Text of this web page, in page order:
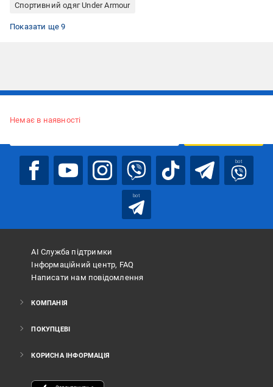
Спортивний одяг Under Armour
Чоловічий одяг
Одяг, взуття, аксесуари
Футболки Under Armour
Футболки чоловічі
Спортивні футболки
Спортивні футболки чоловічі
Футболки розміру S
Футболки на літо
Футболки чоловічі Under Armour
Показати ще 9
Немає в наявності
bot
bot
АІ Служба підтримки
Інформаційний центр, FAQ
Написати нам повідомлення
КОМПАНІЯ
ПОКУПЦЕВІ
КОРИСНА ІНФОРМАЦІЯ